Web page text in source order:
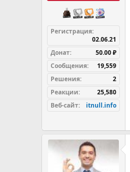
Регистрация
02.06.21
Донат
50.00 ₽
Сообщения
19,559
Решения
2
Реакции
25,580
Веб-сайт
itnull.info